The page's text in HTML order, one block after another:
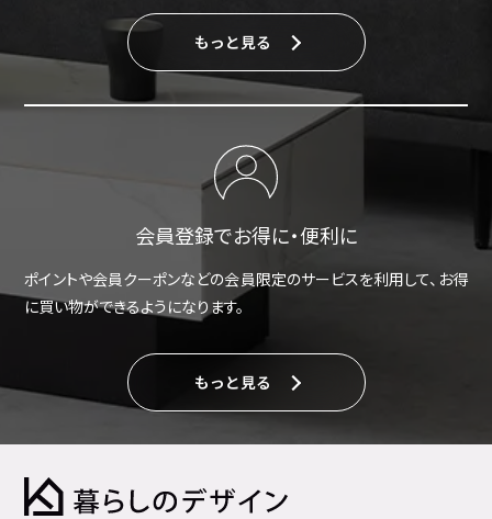
もっと見る
会員登録でお得に・便利に
ポイントや会員クーポンなどの会員限定のサービスを利用して、お得
に買い物ができるようになります。
もっと見る